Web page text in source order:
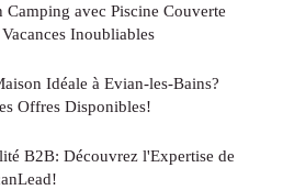
Camping avec Piscine Couverte
Inoubliables
Idéale à Evian-les-Bains?
Offres Disponibles!
B2B: Découvrez l'Expertise de